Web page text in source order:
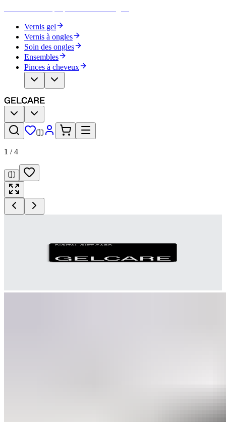
Vernis gel
Vernis à ongles
Soin des ongles
Ensembles
Pinces à cheveux
1 /4